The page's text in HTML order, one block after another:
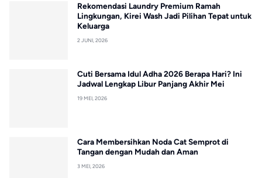
Rekomendasi Laundry Premium Ramah
Lingkungan, Kirei Wash Jadi Pilihan Tepat untuk
Keluarga
2 JUNI, 2026
Cuti Bersama Idul Adha 2026 Berapa Hari? Ini
Jadwal Lengkap Libur Panjang Akhir Mei
19 MEI, 2026
Cara Membersihkan Noda Cat Semprot di
Tangan dengan Mudah dan Aman
3 MEI, 2026